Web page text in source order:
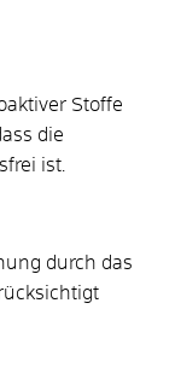
Stoffe
die
ist.
durch das